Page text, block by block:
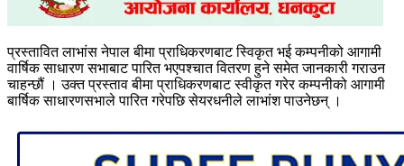
प्रस्तावित लाभांस नेपाल बीमा प्राधिकरणबाट स्विकृत भई कम्पनीको आगामी
वार्षिक साधारण सभाबाट पारित भएपश्चात वितरण हुने समेत जानकारी गराउन
चाहन्छौं । उक्त प्रस्ताव बीमा प्राधिकरणबाट स्वीकृत गरेर कम्पनीको आगामी
बार्षिक साधारणसभाले पारित गरेपछि सेयरधनीले लाभांश पाउनेछन् ।